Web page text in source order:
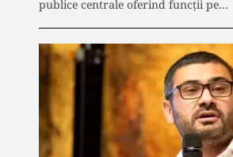
publice centrale oferind funcții pe…